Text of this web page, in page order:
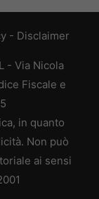
- Disclaimer
- Via Nicola
Fiscale e
in quanto
Non può
ai sensi